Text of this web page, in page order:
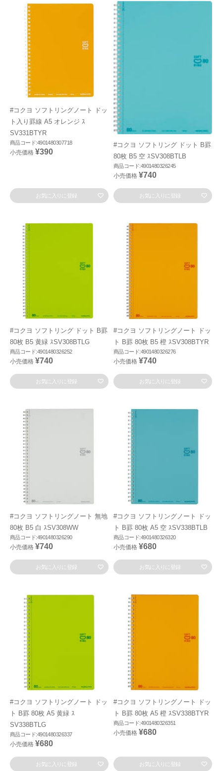
#コクヨ ソフトリングノート ドッ
ト入り罫線 A5 オレンジ ｽ
SV331BTYR
商品コード:4901480307718
小売価格 ¥390
お気に入りに登録
#コクヨ ソフトリング ドット B罫
80枚 B5 空 ｽSV308BTLB
商品コード:4901480326245
小売価格 ¥740
お気に入りに登録
#コクヨ ソフトリング ドット B罫
80枚 B5 黄緑 ｽSV308BTLG
商品コード:4901480326252
小売価格 ¥740
お気に入りに登録
#コクヨ ソフトリングノート ドッ
ト B罫 80枚 B5 橙 ｽSV308BTYR
商品コード:4901480326276
小売価格 ¥740
お気に入りに登録
#コクヨ ソフトリングノート 無地
80枚 B5 白 ｽSV308WW
商品コード:4901480326290
小売価格 ¥740
お気に入りに登録
#コクヨ ソフトリングノート ドッ
ト B罫 80枚 A5 空 ｽSV338BTLB
商品コード:4901480326320
小売価格 ¥680
お気に入りに登録
#コクヨ ソフトリングノート ドッ
ト B罫 80枚 A5 黄緑 ｽ
SV338BTLG
商品コード:4901480326337
小売価格 ¥680
お気に入りに登録
#コクヨ ソフトリングノート ドッ
ト B罫 80枚 A5 橙 ｽSV338BTYR
商品コード:4901480326351
小売価格 ¥680
お気に入りに登録